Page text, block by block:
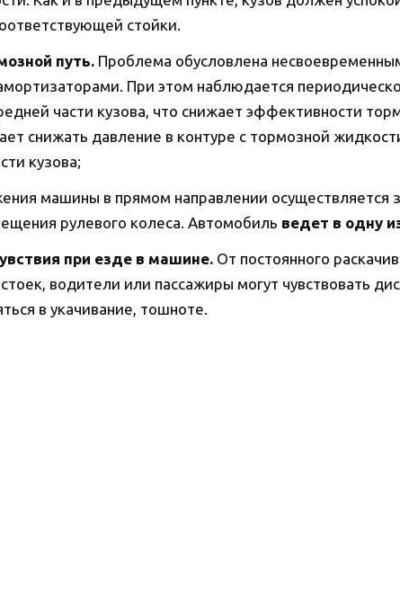
стойки.
путь. Проблема обусловлена
При этом наблюдается
части кузова, что снижает эффективности
снижать давление в контуре с тормозной
кузова;
машины в прямом направлении осуществляется
рулевого колеса. Автомобиль ведет в одну
при езде в машине. От постоянного
водители или пассажиры могут чувствовать
в укачивание, тошноте.